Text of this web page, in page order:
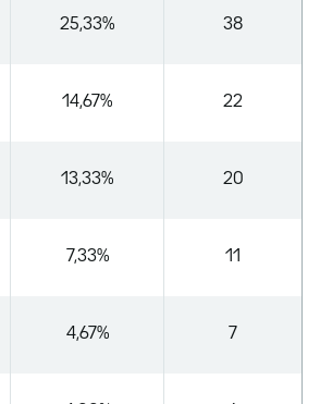
25,33% 38
14,67% 22
13,33% 20
7,33% 11
4,67% 7